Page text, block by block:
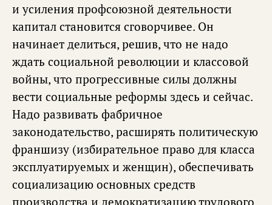
и усиления профсоюзной деятельности
капитал становится сговорчивее. Он
начинает делиться, решив, что не надо
ждать социальной революции и классовой
войны, что прогрессивные силы должны
вести социальные реформы здесь и сейчас.
Надо развивать фабричное
законодательство, расширять политическую
франшизу (избирательное право для класса
эксплуатируемых и женщин), обеспечивать
социализацию основных средств
производства и демократизацию трудового